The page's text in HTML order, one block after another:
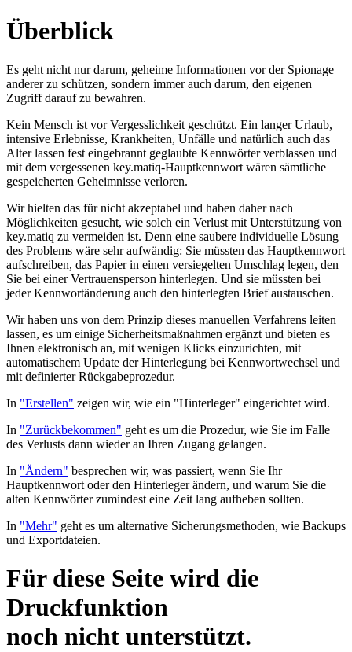
Überblick
Es geht nicht nur darum, geheime Informationen vor der Spionage
anderer zu schützen, sondern immer auch darum, den eigenen
Zugriff darauf zu bewahren.
Kein Mensch ist vor Vergesslichkeit geschützt. Ein langer Urlaub,
intensive Erlebnisse, Krankheiten, Unfälle und natürlich auch das
Alter lassen fest eingebrannt geglaubte Kennwörter verblassen und
mit dem vergessenen key.matiq-Hauptkennwort wären sämtliche
gespeicherten Geheimnisse verloren.
Wir hielten das für nicht akzeptabel und haben daher nach
Möglichkeiten gesucht, wie solch ein Verlust mit Unterstützung von
key.matiq zu vermeiden ist. Denn eine saubere individuelle Lösung
des Problems wäre sehr aufwändig: Sie müssten das Hauptkennwort
aufschreiben, das Papier in einen versiegelten Umschlag legen, den
Sie bei einer Vertrauensperson hinterlegen. Und sie müssten bei
jeder Kennwortänderung auch den hinterlegten Brief austauschen.
Wir haben uns von dem Prinzip dieses manuellen Verfahrens leiten
lassen, es um einige Sicherheitsmaßnahmen ergänzt und bieten es
Ihnen elektronisch an, mit wenigen Klicks einzurichten, mit
automatischem Update der Hinterlegung bei Kennwortwechsel und
mit definierter Rückgabeprozedur.
In "Erstellen" zeigen wir, wie ein "Hinterleger" eingerichtet wird.
In "Zurückbekommen" geht es um die Prozedur, wie Sie im Falle
des Verlusts dann wieder an Ihren Zugang gelangen.
In "Ändern" besprechen wir, was passiert, wenn Sie Ihr
Hauptkennwort oder den Hinterleger ändern, und warum Sie die
alten Kennwörter zumindest eine Zeit lang aufheben sollten.
In "Mehr" geht es um alternative Sicherungsmethoden, wie Backups
und Exportdateien.
Für diese Seite wird die
Druckfunktion
noch nicht unterstützt.